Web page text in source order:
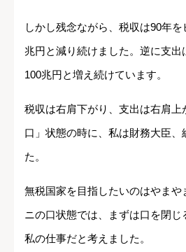
しかし残念ながら、税収は90年
兆円と減り続けました。逆に支出
100兆円と増え続けています。
税収は右肩下がり、支出は右肩上
口」状態の時に、私は財務大臣、
た。
無税国家を目指したいのはやまや
ニの口状態では、まずは口を閉
私の仕事だと考えました。